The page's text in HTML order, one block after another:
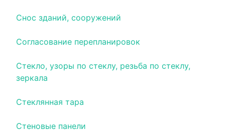
Снос зданий, сооружений
Согласование перепланировок
Стекло, узоры по стеклу, резьба по стеклу,
зеркала
Стеклянная тара
Стеновые панели